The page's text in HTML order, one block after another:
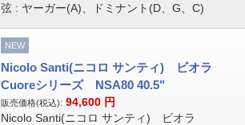
弦 : ヤーガー(A)、ドミナント(D、G、C)
NEW
Nicolo Santi(ニコロ サンティ) ビオラ
Cuoreシリーズ NSA80 40.5"
販売価格(税込): 94,600 円
Nicolo Santi(ニコロ サンティ) ビオラ